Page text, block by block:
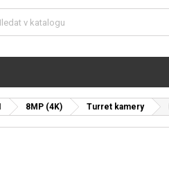
8MP (4K) Turret kamery